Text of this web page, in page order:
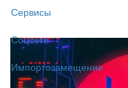
Сервисы
Соцсети
Импортозамещение